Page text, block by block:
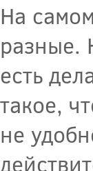
На
разные.
есть
такое,
не